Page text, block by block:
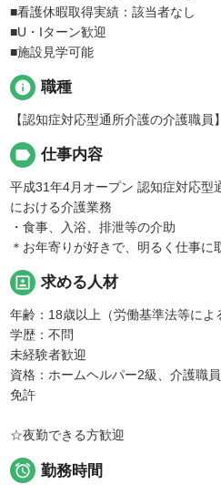
■看護休暇取得実績：該当者なし
■U・Iターン歓迎
■施設見学可能
info 職種
【認知症対応型通所介護の介護職
label 仕事内容
平成31年4月オープン 認知症対応型
における介護業務
・食事、入浴、排泄等の介助
＊お年寄りが好きで、明るく仕事に
portrait 求める人材
年齢：18歳以上（労働基準法等によ
学歴：不問
未経験者歓迎
資格：ホームヘルパー2級、介護職
免許
☆夜勤できる方歓迎
 勤務時間